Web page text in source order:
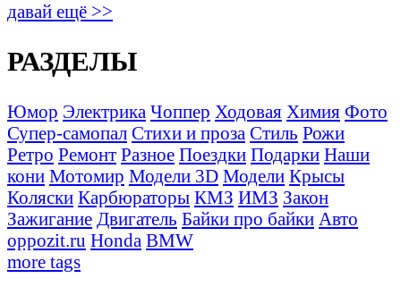
давай ещё >>
РАЗДЕЛЫ
Юмор Электрика Чоппер Ходовая Химия Фото
Супер-самопал Стихи и проза Стиль Рожи
Ретро Ремонт Разное Поездки Подарки Наши
кони Мотомир Модели 3D Модели Крысы
Коляски Карбюраторы КМЗ ИМЗ Закон
Зажигание Двигатель Байки про байки Авто
oppozit.ru Honda BMW
more tags